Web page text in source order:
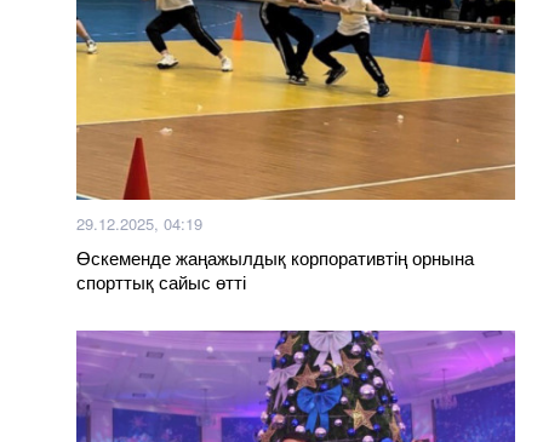
29.12.2025, 04:19
Өскеменде жаңажылдық корпоративтің орнына
спорттық сайыс өтті